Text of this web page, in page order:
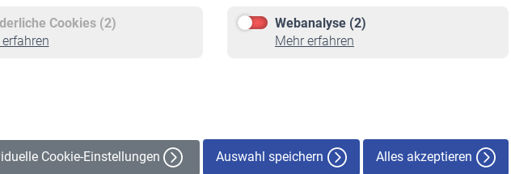
Cookies (2)
Webanalyse (2)
Mehr erfahren
Cookie-Einstellungen Auswahl speichern Alles akzeptieren
Staatliche Förderung
Rente beantragen
Rentenauszahlung